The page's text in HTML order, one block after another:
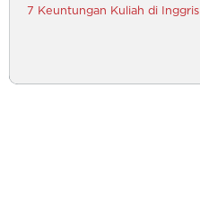
7 Keuntungan Kuliah di Inggris